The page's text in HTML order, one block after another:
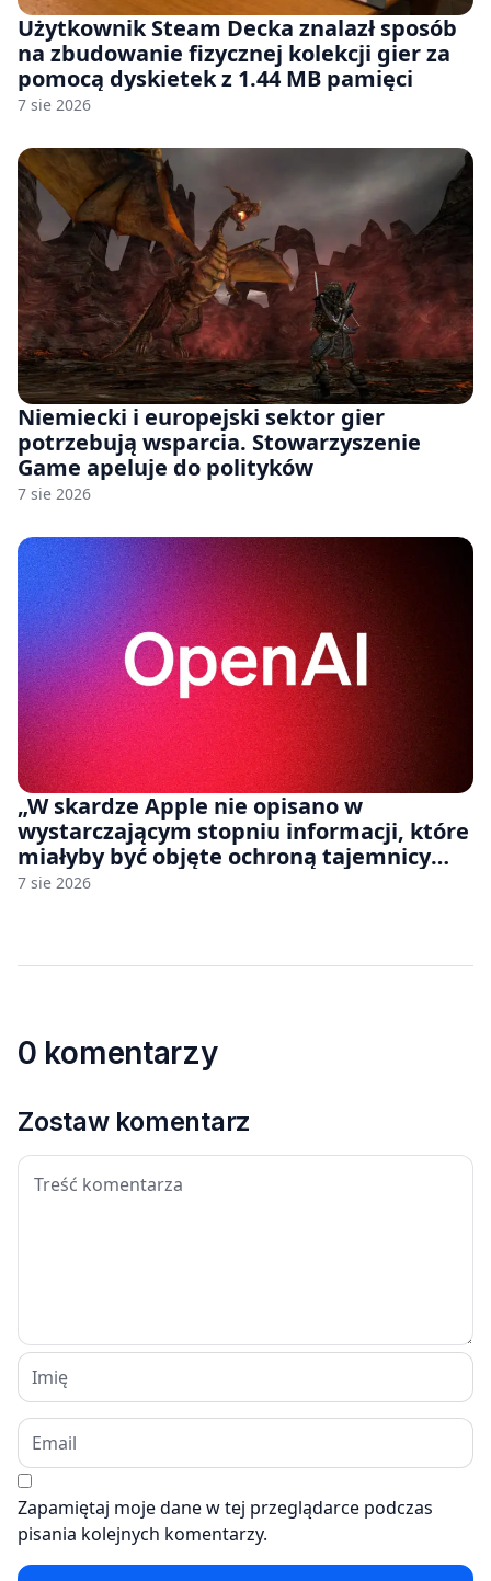
Użytkownik Steam Decka znalazł sposób
na zbudowanie fizycznej kolekcji gier za
pomocą dyskietek z 1.44 MB pamięci
7 sie 2026
Niemiecki i europejski sektor gier
potrzebują wsparcia. Stowarzyszenie
Game apeluje do polityków
7 sie 2026
„W skardze Apple nie opisano w
wystarczającym stopniu informacji, które
miałyby być objęte ochroną tajemnicy
handlowej”. OpenAI żąda odrzucenia
7 sie 2026
0 komentarzy
Zostaw komentarz
Zapamiętaj moje dane w tej przeglądarce podczas
pisania kolejnych komentarzy.